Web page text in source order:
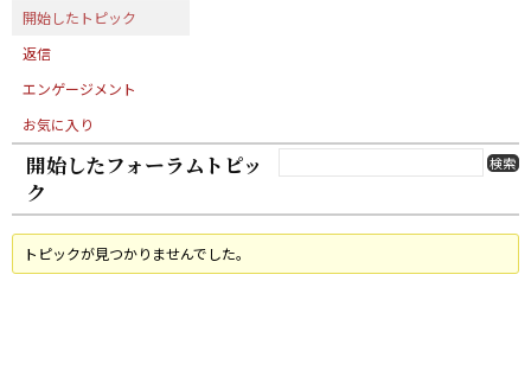
開始したトピック
返信
エンゲージメント
お気に入り
開始したフォーラムトピッ
ク
トピックが見つかりませんでした。